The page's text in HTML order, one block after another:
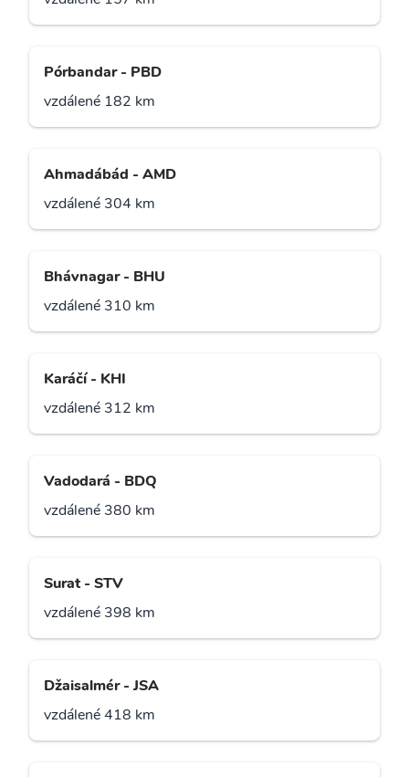
Pórbandar - PBD
vzdálené 182 km
Ahmadábád - AMD
vzdálené 304 km
Bhávnagar - BHU
vzdálené 310 km
Karáčí - KHI
vzdálené 312 km
Vadodará - BDQ
vzdálené 380 km
Surat - STV
vzdálené 398 km
Džaisalmér - JSA
vzdálené 418 km